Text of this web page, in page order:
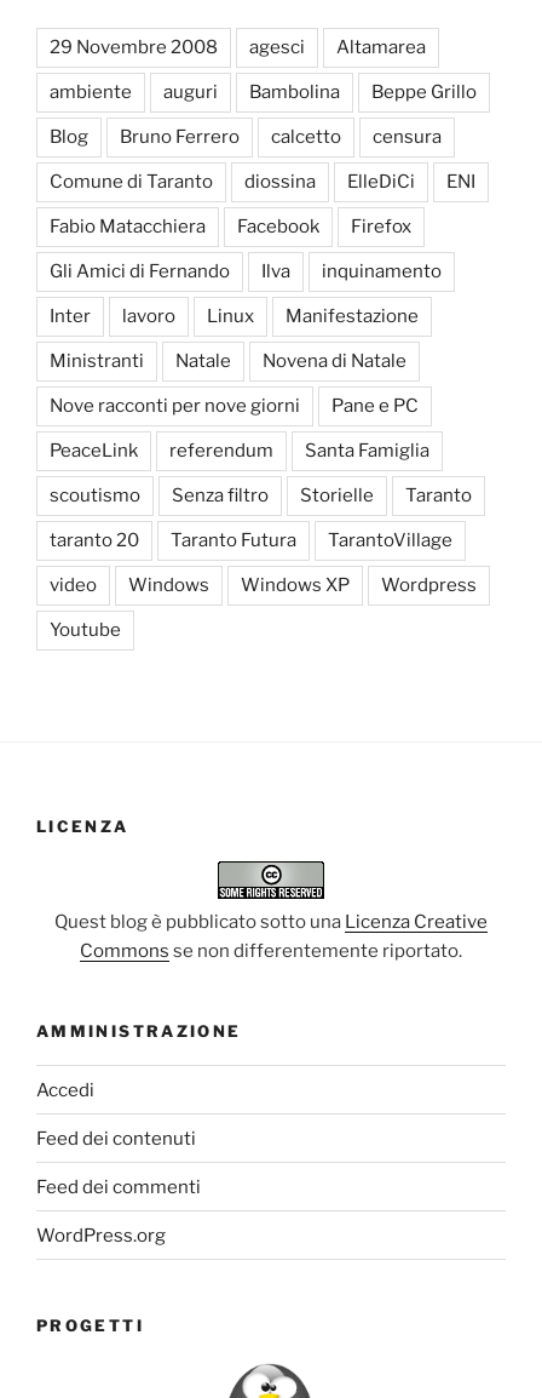
29 Novembre 2008 agesci Altamarea
ambiente auguri Bambolina Beppe Grillo
Blog Bruno Ferrero calcetto censura
Comune di Taranto diossina ElleDiCi ENI
Fabio Matacchiera Facebook Firefox
Gli Amici di Fernando Ilva inquinamento
Inter lavoro Linux Manifestazione
Ministranti Natale Novena di Natale
Nove racconti per nove giorni Pane e PC
PeaceLink referendum Santa Famiglia
scoutismo Senza filtro Storielle Taranto
taranto 20 Taranto Futura TarantoVillage
video Windows Windows XP Wordpress
Youtube
LICENZA
Quest blog è pubblicato sotto una Licenza Creative
Commons se non differentemente riportato.
AMMINISTRAZIONE
Accedi
Feed dei contenuti
Feed dei commenti
WordPress.org
PROGETTI